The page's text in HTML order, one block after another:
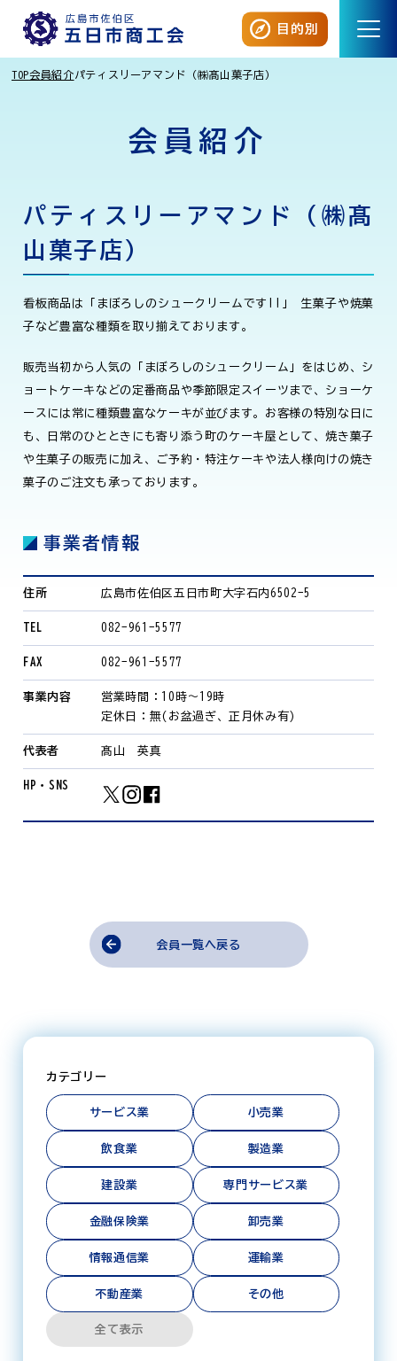
目的別
TOP会員紹介 パティスリーアマンド（㈱髙山菓子店）
会員紹介
パティスリーアマンド（㈱髙
山菓子店）
看板商品は「まぼろしのシュークリームです!!」 生菓子や焼菓
子など豊富な種類を取り揃えております。
販売当初から人気の「まぼろしのシュークリーム」をはじめ、シ
ョートケーキなどの定番商品や季節限定スイーツまで、ショーケ
ースには常に種類豊富なケーキが並びます。お客様の特別な日に
も、日常のひとときにも寄り添う町のケーキ屋として、焼き菓子
や生菓子の販売に加え、ご予約・特注ケーキや法人様向けの焼き
菓子のご注文も承っております。
事業者情報
住所 広島市佐伯区五日市町大字石内6502-5
TEL 082-961-5577
FAX 082-961-5577
事業内容
営業時間：10時〜19時
定休日：無(お盆過ぎ、正月休み有)
代表者 髙山 英真
HP・SNS
会員一覧へ戻る
カテゴリー
サービス業 小売業
飲食業 製造業
建設業 専門サービス業
金融保険業 卸売業
情報通信業 運輸業
不動産業 その他
全て表示